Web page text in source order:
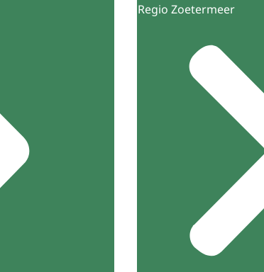
Regio Zoetermeer